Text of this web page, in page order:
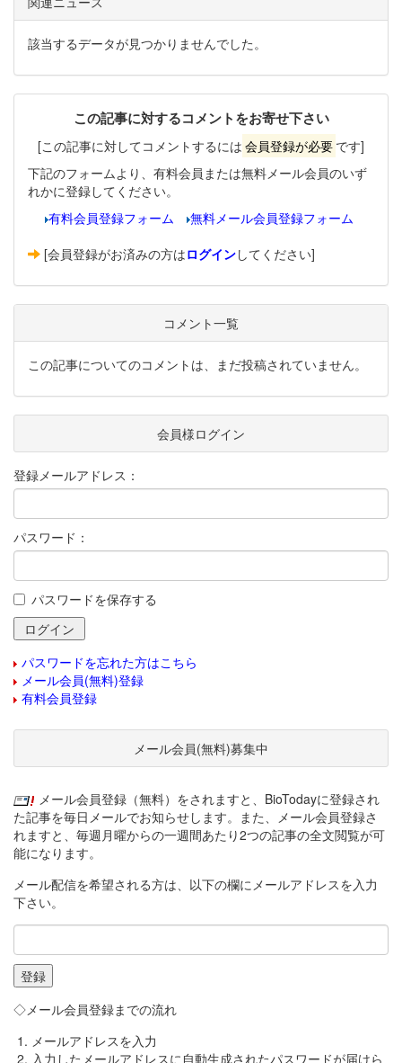
該当するデータが見つかりませんでした。
この記事に対するコメントをお寄せ下さい
[この記事に対してコメントするには 会員登録が必要 です]
下記のフォームより、有料会員または無料メール会員のいず
れかに登録してください。
有料会員登録フォーム
無料メール会員登録フォーム
[会員登録がお済みの方はログインしてください]
コメント一覧
この記事についてのコメントは、まだ投稿されていません。
会員様ログイン
登録メールアドレス：
パスワード：
パスワードを保存する
パスワードを忘れた方はこちら
メール会員(無料)登録
有料会員登録
メール会員(無料)募集中
メール会員登録（無料）をされますと、BioTodayに登録され
た記事を毎日メールでお知らせします。また、メール会員登録さ
れますと、毎週月曜からの一週間あたり2つの記事の全文閲覧が可
能になります。
メール配信を希望される方は、以下の欄にメールアドレスを入力
下さい。
◇メール会員登録までの流れ
メールアドレスを入力
入力したメールアドレスに自動生成されたパスワードが届けら